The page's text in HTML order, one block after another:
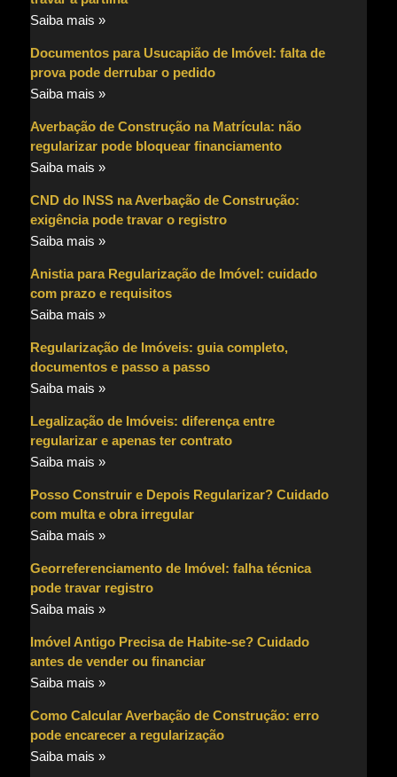
Saiba mais »
Documentos para Usucapião de Imóvel: falta de
prova pode derrubar o pedido
Saiba mais »
Averbação de Construção na Matrícula: não
regularizar pode bloquear financiamento
Saiba mais »
CND do INSS na Averbação de Construção:
exigência pode travar o registro
Saiba mais »
Anistia para Regularização de Imóvel: cuidado
com prazo e requisitos
Saiba mais »
Regularização de Imóveis: guia completo,
documentos e passo a passo
Saiba mais »
Legalização de Imóveis: diferença entre
regularizar e apenas ter contrato
Saiba mais »
Posso Construir e Depois Regularizar? Cuidado
com multa e obra irregular
Saiba mais »
Georreferenciamento de Imóvel: falha técnica
pode travar registro
Saiba mais »
Imóvel Antigo Precisa de Habite-se? Cuidado
antes de vender ou financiar
Saiba mais »
Como Calcular Averbação de Construção: erro
pode encarecer a regularização
Saiba mais »